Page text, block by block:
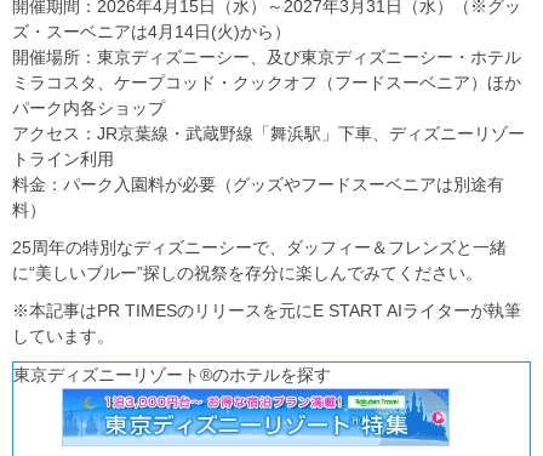
開催期間：2026年4月15日（水）～2027年3月31日（水）（※グッ
ズ・スーベニアは4月14日(火)から）
開催場所：東京ディズニーシー、及び東京ディズニーシー・ホテル
ミラコスタ、ケープコッド・クックオフ（フードスーベニア）ほか
パーク内各ショップ
アクセス：JR京葉線・武蔵野線「舞浜駅」下車、ディズニーリゾー
トライン利用
料金：パーク入園料が必要（グッズやフードスーベニアは別途有
料）
25周年の特別なディズニーシーで、ダッフィー＆フレンズと一緒
に“美しいブルー”探しの祝祭を存分に楽しんでみてください。
※本記事はPR TIMESのリリースを元にE START AIライターが執筆
しています。
東京ディズニーリゾート®のホテルを探す